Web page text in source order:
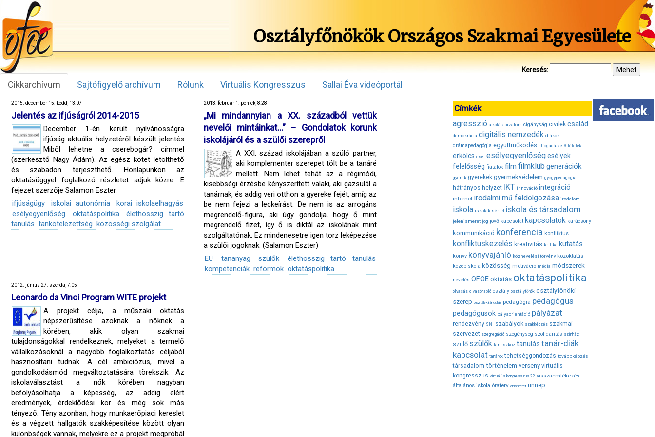
Osztályfőnökök Országos Szakmai Egyesülete
Keresés:
Cikkarchívum Sajtófigyelő archívum Rólunk Virtuális Kongresszus Sallai Éva videóportál
2015. december 15. kedd, 13:07
Jelentés az ifjúságról 2014-2015
December 1-én került nyilvánosságra
ifjúság aktuális helyzetéről készült jelentés
Miből lehetne a cserebogár? címmel
(szerkesztő Nagy Ádám). Az egész kötet letölthető
és szabadon terjeszthető. Honlapunkon az
oktatásüggyel foglalkozó részletet adjuk közre. E
fejezet szerzője Salamon Eszter.
ifjúságügy
iskolai autonómia
korai iskolaelhagyás
esélyegyenlőség
oktatáspolitika
élethosszig tartó
tanulás tankötelezettség közösségi szolgálat
2013. február 1. péntek, 8:28
„Mi mindannyian a XX. századból vettük
nevelői mintáinkat…” – Gondolatok korunk
iskolájáról és a szülői szerepről
A XXI. század iskolájában a szülő partner,
aki komplementer szerepet tölt be a tanáré
mellett. Nem lehet tehát az a régimódi,
kisebbségi érzésbe kényszerített valaki, aki gazsulál a
tanárnak, és addig veri otthon a gyereke fejét, amíg az
be nem fejezi a leckeírást. De nem is az arrogáns
megrendelő-figura, aki úgy gondolja, hogy ő mint
megrendelő fizet, így ő is diktál az iskolának mint
szolgáltatónak. Ez mindenesetre igen torz leképezése
a szülői jogoknak. (Salamon Eszter)
EU
tananyag szülők
élethosszig tartó tanulás
kompetenciák reformok oktatáspolitika
2012. június 27. szerda, 7:05
Leonardo da Vinci Program WITE projekt
A projekt célja, a műszaki oktatás
népszerűsítése azoknak a nőknek a
körében, akik olyan szakmai
tulajdonságokkal rendelkeznek, melyeket a termelő
vállalkozásoknál a nagyobb foglalkoztatás céljából
hasznosítani tudnak. A cél ambiciózus, mivel a
gondolkodásmód megváltoztatására törekszik. Az
iskolaválasztást a nők körében nagyban
befolyásolhatja a képesség, az addig elért
eredmények, érdeklődési kör és még sok más
tényező. Tény azonban, hogy munkaerőpiaci kereslet
és a végzett hallgatók szakképesítése között olyan
különbségek vannak, melyekre ez a projekt megpróbál
Címkék
agresszió alkotás bizalom cigányság civilek család
demokrácia digitális nemzedék diákok
drámapedagógia együttműködés elfogadás előítéletek
erkölcs eset esélyegyenlőségesélyek
felelősség fiatalok film filmklub generációk
gyerek gyerekek gyermekvédelem gyógypedagógia
hátrányos helyzet IKT innováció integráció
internet irodalmi mű feldolgozása irodalom
iskola iskolakísérlet iskola és társadalom
jelenismeret jog jövő kapcsolat kapcsolatok karácsony
kommunikáció konferencia konfliktus
konfliktuskezelés kreativitás kritika kutatás
könyv könyvajánló köznevelési törvény közoktatás
középiskola közösség motiváció média módszerek
nevelés OFOE oktatás oktatáspolitika
olvasás olvasónapló osztály osztályfőnök osztályfőnöki
szerep osztálykirándulás pedagógia pedagógus
pedagógusok pályaorientáció pályázat
rendezvény SNI szabályok szakképzés szakmai
szervezet szegregáció szegénység szolidaritás színház
szülő szülők taneszköz tanulás tanár-diák
kapcsolat tanárok tehetséggondozás továbbképzés
társadalom történelem verseny virtuális
kongresszus virtuális kongresszus 22 visszaemlékezés
általános iskola óraterv önismeret ünnep